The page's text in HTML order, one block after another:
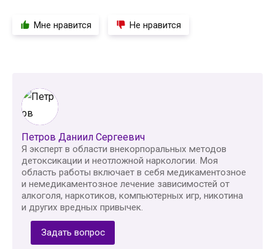
Мне нравится Не нравится
Петров Даниил Сергеевич
Я эксперт в области внекорпоральных методов
детоксикации и неотложной наркологии. Моя
область работы включает в себя медикаментозное
и немедикаментозное лечение зависимостей от
алкоголя, наркотиков, компьютерных игр, никотина
и других вредных привычек.
Задать вопрос